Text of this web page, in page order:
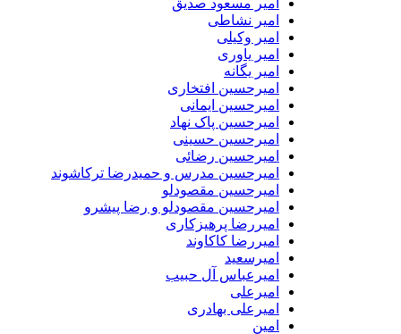
امیر مسعود صدیق
امیر نشاطی
امیر وکیلی
امیر یاوری
امیر یگانه
امیرحسین افتخاری
امیرحسین ایمانی
امیرحسین پاک نهاد
امیرحسین حسینی
امیرحسین رضائی
امیرحسین مدرس و حمیدرضا ترکاشوند
امیرحسین مقصودلو
امیرحسین مقصودلو و رضا پیشرو
امیررضا پرهیزکاری
امیررضا کاکاوند
امیرسعید
امیرعباس آل حبیب
امیرعلی
امیرعلی بهادری